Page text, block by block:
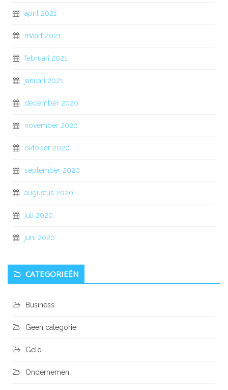
april 2021
maart 2021
februari 2021
januari 2021
december 2020
november 2020
oktober 2020
september 2020
augustus 2020
juli 2020
juni 2020
CATEGORIEËN
Business
Geen categorie
Geld
Ondernemen